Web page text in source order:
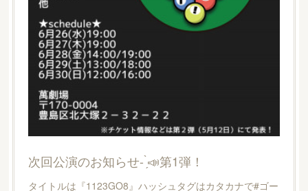
次回公演のお知らせ- ̗̀📣第1弾！
タイトルは『1123GO8』ハッシュタグはカタカナで#ゴー